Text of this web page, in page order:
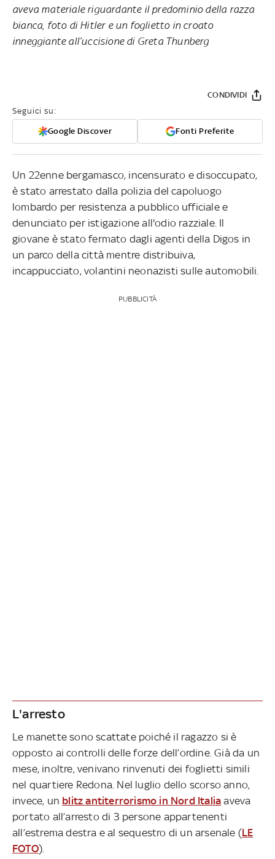
aveva materiale riguardante il predominio della razza
bianca, foto di Hitler e un foglietto in croato
inneggiante all’uccisione di Greta Thunberg
Seguici su:
Google Discover Fonti Preferite
CONDIVIDI
Un 22enne bergamasco, incensurato e disoccupato,
è stato arrestato dalla polizia del capoluogo
lombardo per resistenza a pubblico ufficiale e
denunciato per istigazione all'odio razziale. Il
giovane è stato fermato dagli agenti della Digos in
un parco della città mentre distribuiva,
incappucciato, volantini neonazisti sulle automobili.
PUBBLICITÀ
L'arresto
Le manette sono scattate poiché il ragazzo si è
opposto ai controlli delle forze dell’ordine. Già da un
mese, inoltre, venivano rinvenuti dei foglietti simili
nel quartiere Redona. Nel luglio dello scorso anno,
invece, un blitz antiterrorismo in Nord Italia aveva
portato all’arresto di 3 persone appartenenti
all’estrema destra e al sequestro di un arsenale (LE
FOTO).